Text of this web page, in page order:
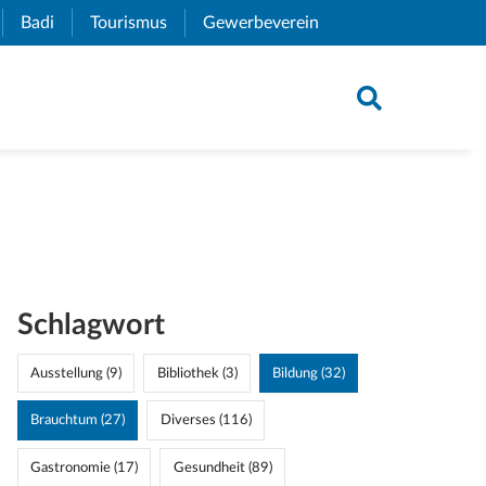
Link)
Badi (External Link)
Tourismus (External Link)
Gewerbeverein
Schlagwort
Ausstellung (9) Bibliothek (3) Bildung (32)
Brauchtum (27) Diverses (116)
Gastronomie (17) Gesundheit (89)